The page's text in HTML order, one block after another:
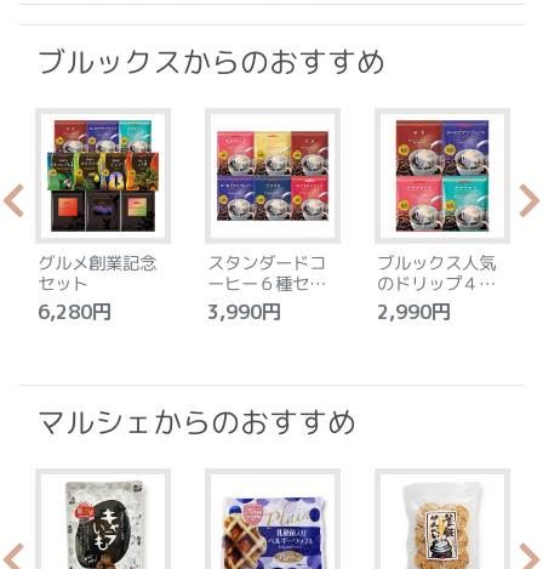
ブルックスからのおすすめ
グルメ創業記念
セット
6,280円
スタンダードコ
ーヒー６種セッ
ト
3,990円
ブルックス人気
のドリップ４種
セット
2,990円
マルシェからのおすすめ